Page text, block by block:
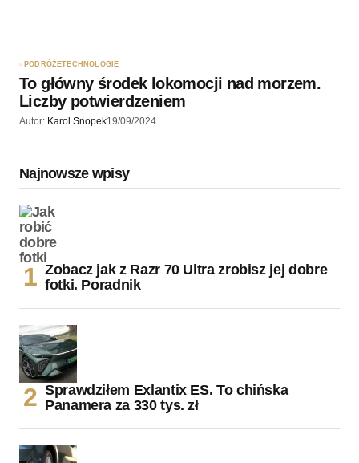
PODRÓŻETECHNOLOGIE
To główny środek lokomocji nad morzem.
Liczby potwierdzeniem
Autor: Karol Snopek19/09/2024
Najnowsze wpisy
Zobacz jak z Razr 70 Ultra zrobisz jej dobre
fotki. Poradnik
Sprawdziłem Exlantix ES. To chińska
Panamera za 330 tys. zł